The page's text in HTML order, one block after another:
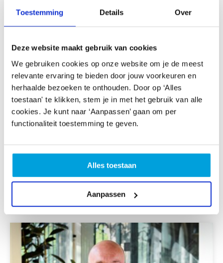
Toestemming Details Over
Deze website maakt gebruik van cookies
We gebruiken cookies op onze website om je de meest
relevante ervaring te bieden door jouw voorkeuren en
herhaalde bezoeken te onthouden. Door op ‘Alles
toestaan' te klikken, stem je in met het gebruik van alle
cookies. Je kunt naar ‘Aanpassen’ gaan om per
functionaliteit toestemming te geven.
Alles toestaan
Aanpassen
Adviseur cultuurbeoefening informele groepen
06-46941651